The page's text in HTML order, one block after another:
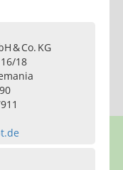
& Co. KG
18